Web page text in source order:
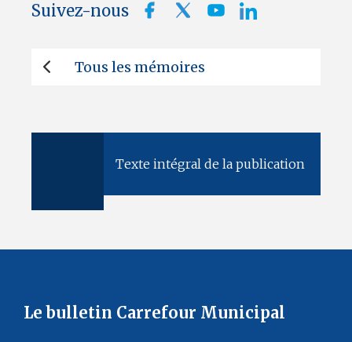
Suivez-nous
Tous les mémoires
Texte intégral de la publication
Le bulletin Carrefour Municipal